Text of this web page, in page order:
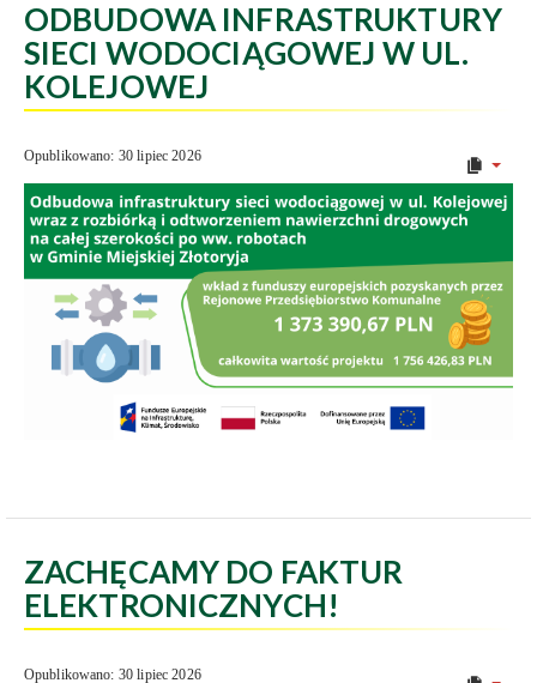
ODBUDOWA INFRASTRUKTURY
SIECI WODOCIĄGOWEJ W UL.
KOLEJOWEJ
Opublikowano: 30 lipiec 2026
ZACHĘCAMY DO FAKTUR
ELEKTRONICZNYCH!
Opublikowano: 30 lipiec 2026